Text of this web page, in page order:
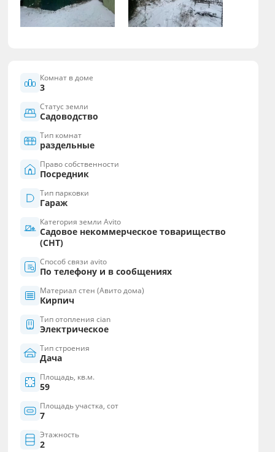
Комнат в доме
3
Статус земли
Садоводство
Тип комнат
раздельные
Право собственности
Посредник
Тип парковки
Гараж
Категория земли Avito
Садовое некоммерческое товарищество
(СНТ)
Способ связи avito
По телефону и в сообщениях
Материал стен (Авито дома)
Кирпич
Тип отопления cian
Электрическое
Тип строения
Дача
Площадь, кв.м.
59
Площадь участка, сот
7
Этажность
2